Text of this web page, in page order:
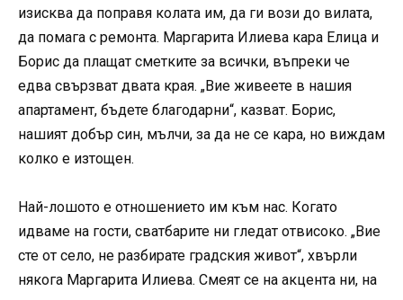
изисква да поправя колата им, да ги вози до вилата,
да помага с ремонта. Маргарита Илиева кара Елица и
Борис да плащат сметките за всички, въпреки че
едва свързват двата края. „Вие живеете в нашия
апартамент, бъдете благодарни“, казват. Борис,
нашият добър син, мълчи, за да не се кара, но виждам
колко е изтощен.
Най-лошото е отношението им към нас. Когато
идваме на гости, сватбарите ни гледат отвисоко. „Вие
сте от село, не разбирате градския живот“, хвърли
някога Маргарита Илиева. Смеят се на акцента ни, на